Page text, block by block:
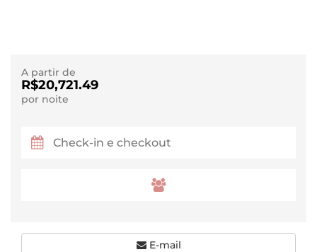
A partir de
R$20,721.49
por noite
E-mail